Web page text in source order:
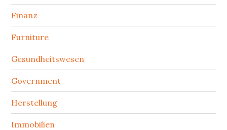
Finanz
Furniture
Gesundheitswesen
Government
Herstellung
Immobilien